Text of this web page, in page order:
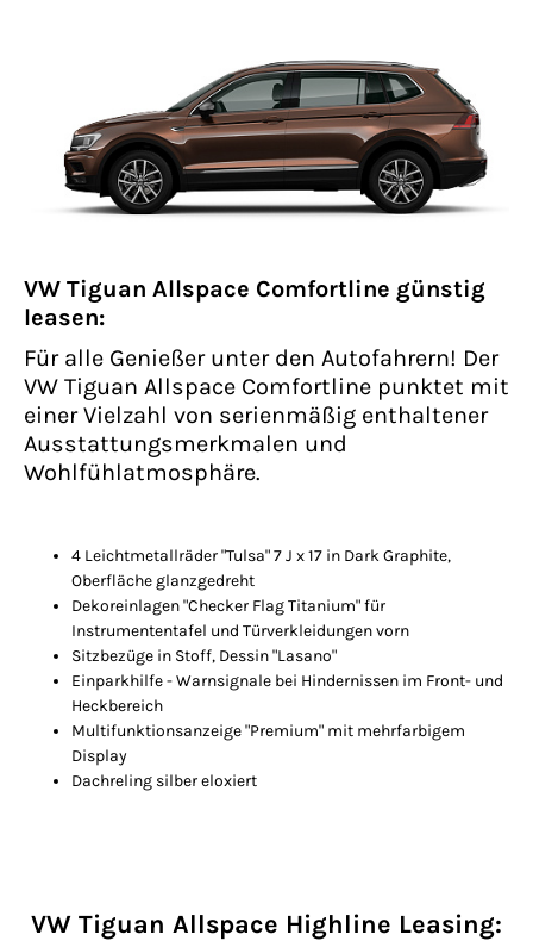
VW Tiguan Allspace Comfortline günstig
leasen:
Für alle Genießer unter den Autofahrern! Der
VW Tiguan Allspace Comfortline punktet mit
einer Vielzahl von serienmäßig enthaltener
Ausstattungsmerkmalen und
Wohlfühlatmosphäre.
4 Leichtmetallräder "Tulsa" 7 J x 17 in Dark Graphite,
Oberfläche glanzgedreht
Dekoreinlagen "Checker Flag Titanium" für
Instrumententafel und Türverkleidungen vorn
Sitzbezüge in Stoff, Dessin "Lasano"
Einparkhilfe - Warnsignale bei Hindernissen im Front- und
Heckbereich
Multifunktionsanzeige "Premium" mit mehrfarbigem
Display
Dachreling silber eloxiert
VW Tiguan Allspace Highline Leasing: